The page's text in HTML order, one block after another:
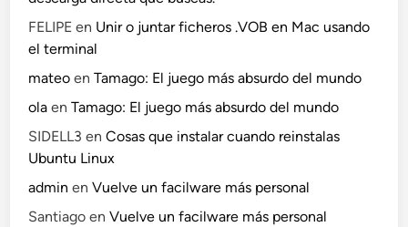
FELIPE en Unir o juntar ficheros .VOB en Mac usando
el terminal
mateo enTamago: El juego más absurdo del mundo
ola enTamago: El juego más absurdo del mundo
SIDELL3 enCosas que instalar cuando reinstalas
Ubuntu Linux
admin enVuelve un facilware más personal
Santiago enVuelve un facilware más personal